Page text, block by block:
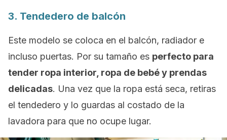
3. Tendedero de balcón
Este modelo se coloca en el balcón, radiador e
incluso puertas. Por su tamaño es perfecto para
tender ropa interior, ropa de bebé y prendas
delicadas. Una vez que la ropa está seca, retiras
el tendedero y lo guardas al costado de la
lavadora para que no ocupe lugar.